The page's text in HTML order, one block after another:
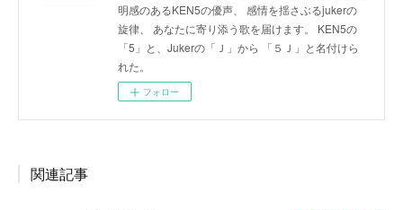
明感のあるKEN5の優声、 感情を揺さぶるjukerの
旋律、 あなたに寄り添う歌を届けます。 KEN5の
「5」と、Jukerの「Ｊ」から 「５Ｊ」と名付けら
れた。
フォロー
関連記事